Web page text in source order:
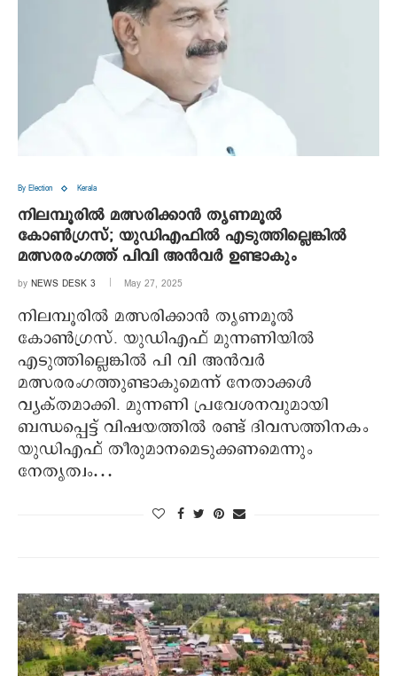
By Election Kerala
നിലമ്പൂരില്‍ മത്സരിക്കാന്‍ തൃണമൂല്‍
കോണ്‍ഗ്രസ്; യുഡിഎഫില്‍ എടുത്തില്ലെങ്കില്‍
മത്സരരംഗത്ത് പിവി അന്‍വര്‍ ഉണ്ടാകും
by NEWS DESK 3 May 27, 2025
നിലമ്പൂരില്‍ മത്സരിക്കാന്‍ തൃണമൂല്‍
കോണ്‍ഗ്രസ്. യുഡിഎഫ് മുന്നണിയില്‍
എടുത്തില്ലെങ്കില്‍ പി വി അന്‍വര്‍
മത്സരരംഗത്തുണ്ടാകുമെന്ന് നേതാക്കള്‍
വ്യക്തമാക്കി. മുന്നണി പ്രവേശനവുമായി
ബന്ധപ്പെട്ട് വിഷയത്തില്‍ രണ്ട് ദിവസത്തിനകം
യുഡിഎഫ് തീരുമാനമെടുക്കണമെന്നും
നേതൃത്വം…